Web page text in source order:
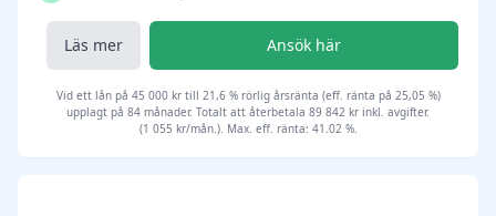
Läs mer Ansök här
Vid ett lån på 45 000 kr till 21,6 % rörlig årsränta (eff. ränta på 25,05 %)
upplagt på 84 månader. Totalt att återbetala 89 842 kr inkl. avgifter.
(1 055 kr/mån.). Max. eff. ränta: 41.02 %.